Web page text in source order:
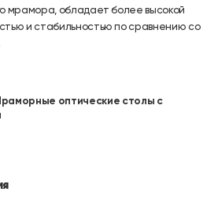
мрамора, обладает более высокой
и стабильностью по сравнению со
оптические столы с